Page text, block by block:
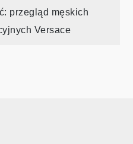
przegląd męskich
Versace